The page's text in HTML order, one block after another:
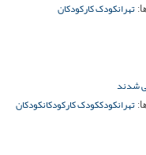
تهرانکودک کارکودکان
شدند
تهرانکودککودک کارکودکانکودکان